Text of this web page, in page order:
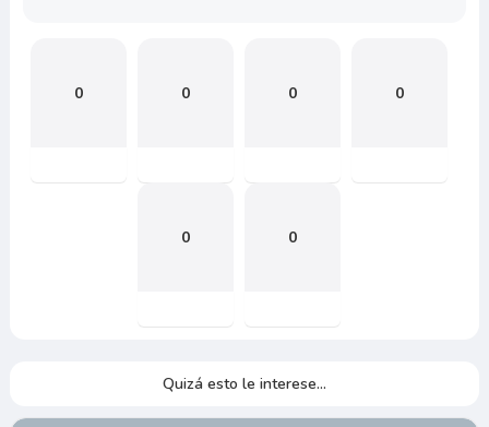
0 0 0 0
0 0
Quizá esto le interese...